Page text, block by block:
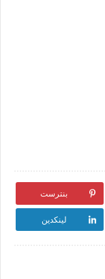
بنترست
لينكدين